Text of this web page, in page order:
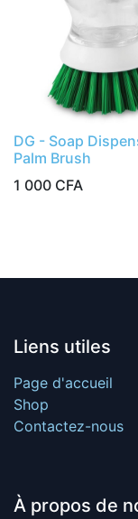
DG - Soap
Palm Brush
1 000 CFA
Liens utiles
Page d'accueil
Shop
Contactez-nous
À propos de